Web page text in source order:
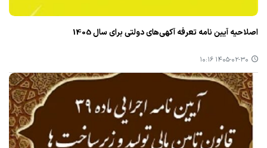
اصلاحیه آیین نامه تعرفه آکهی‌های دولتی برای سال 1405
۱۴۰۵-۰۲-۳۰ ۱۰:۱۶